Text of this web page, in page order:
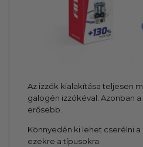
Az izzók kialakítása teljesen
galogén izzókéval. Azonban
erősebb.
Könnyedén ki lehet cserélni
ezekre a típusokra.